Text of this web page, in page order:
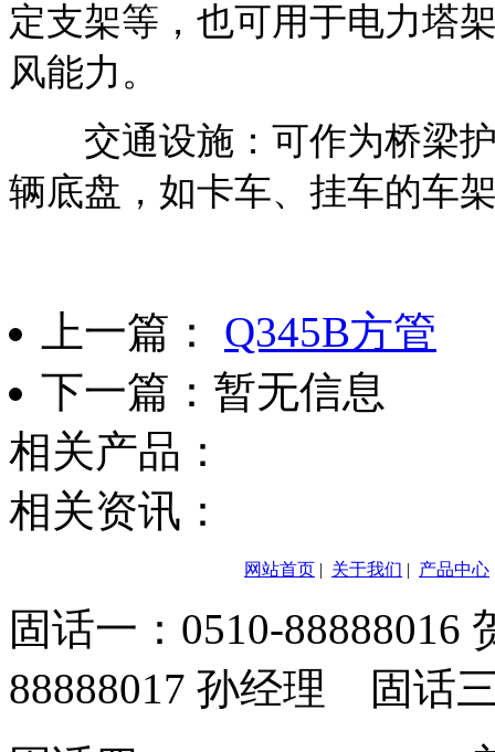
定支架等，也可用于电力塔
风能力。
交通设施：可作为桥梁护
辆底盘，如卡车、挂车的车
上一篇： Q345B方管
下一篇：暂无信息
相关产品：
相关资讯：
网站首页 | 关于我们 | 产品中心
固话一：0510-
88888017 孙经理 固话